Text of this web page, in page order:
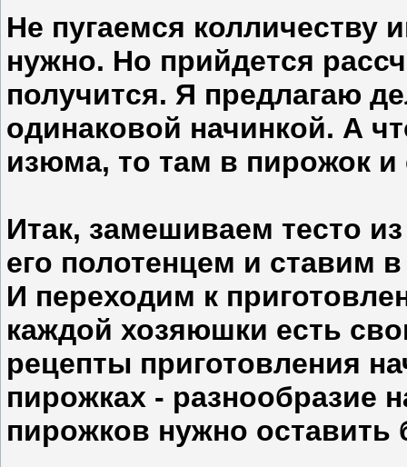
Не пугаемся колличеству
нужно. Но прийдется
получится. Я предлагаю
одинаковой начинкой. А
изюма, то там в пирожок
Итак, замешиваем тесто
его полотенцем и ставим
И переходим к
каждой хозяюшки есть
рецепты приготовления
пирожках - разнообразие
пирожков нужно оставить